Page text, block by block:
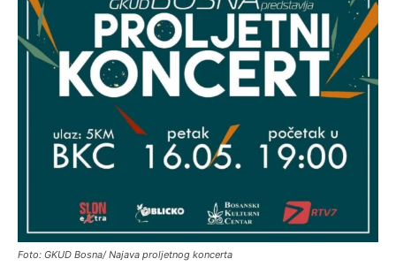
Foto: GKUD Bosna/ Najava proljetnog koncerta